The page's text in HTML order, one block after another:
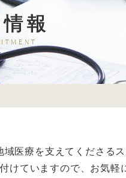
報
域医療を支えてくださる
けていますので、お気軽